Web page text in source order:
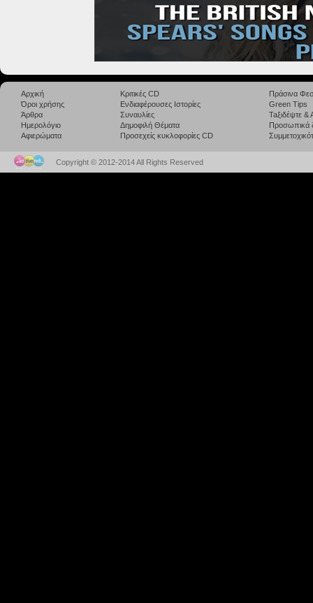
Αρχική
Όροι χρήσης
Άρθρα
Ημερολόγιο
Αφιερώματα
Κριτικές CD
Ενδιαφέρουσες Ιστορίες
Συναυλίες
Δημοφιλή Θέματα
Προσεχείς κυκλοφορίες CD
Πράσινα
Green Tips
Taξιδέψτε
Προσωπικά
Copyright © 2012-2014 All Rights Reserved